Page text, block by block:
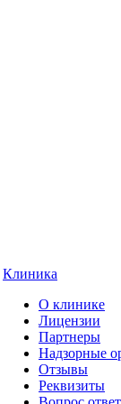
Клиника
О клинике
Лицензии
Партнеры
Надзорные
Отзывы
Реквизиты